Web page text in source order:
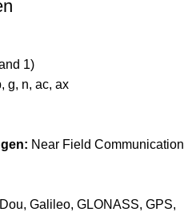
1)
g, n, ac, ax
Near Field Communication
Galileo, GLONASS, GPS,